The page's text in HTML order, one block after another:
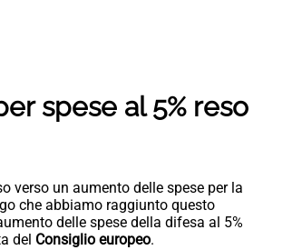
spese al 5% reso
verso un aumento delle spese per la
che abbiamo raggiunto questo
delle spese della difesa al 5%
del Consiglio europeo.